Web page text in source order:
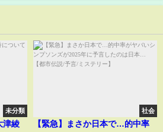
未分類
津綾
社会
【緊急】まさか日本で…的中率